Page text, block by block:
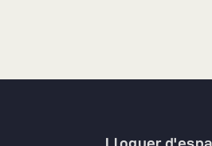
Lloguer